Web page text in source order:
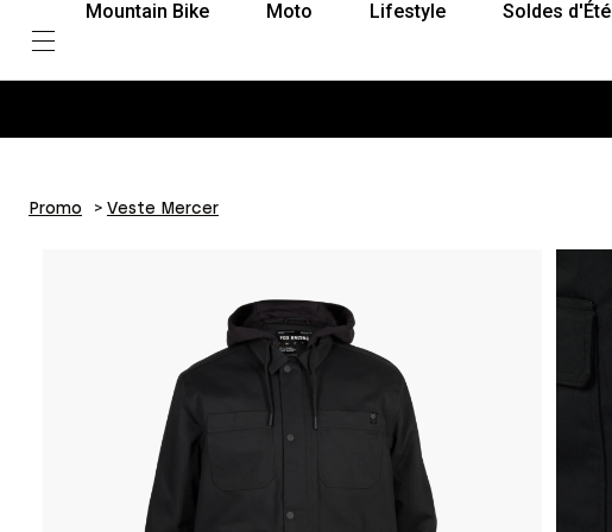
Mountain Bike Moto Lifestyle Soldes d'Été
Promo Veste Mercer